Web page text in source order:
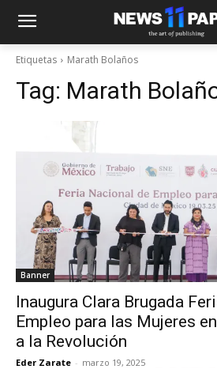
Etiquetas Marath Bolaños
Tag: Marath
Banner
Inaugura Clara Brugada
Empleo para las Mujeres
a la Revolución
Eder Zarate - marzo 19, 2025